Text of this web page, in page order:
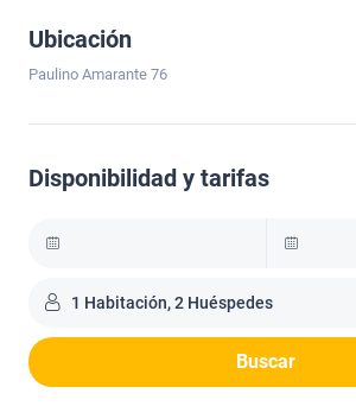
Ubicación
Paulino Amarante 76
Disponibilidad y tarifas
1 Habitación, 2 Huéspedes
Buscar